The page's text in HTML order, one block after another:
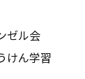
ゼル会
けん学習